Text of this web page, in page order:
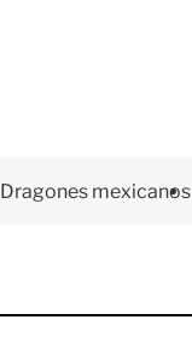
Dragones mexicanos